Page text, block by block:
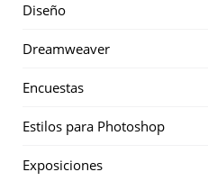
Diseño
Dreamweaver
Encuestas
Estilos para Photoshop
Exposiciones